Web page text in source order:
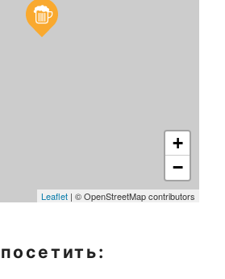
+
−
Leaflet| © OpenStreetMap contributors